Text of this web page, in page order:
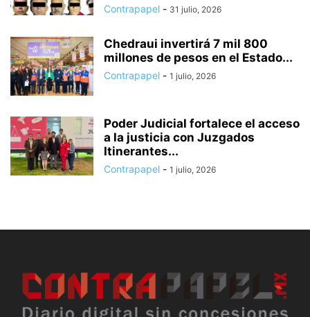
Contrapapel - 31 julio, 2026
Chedraui invertirá 7 mil 800
millones de pesos en el Estado...
Contrapapel - 1 julio, 2026
Poder Judicial fortalece el acceso
a la justicia con Juzgados
Itinerantes...
Contrapapel - 1 julio, 2026